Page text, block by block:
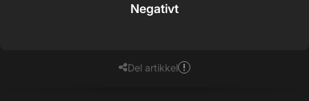
Negativt
Del artikkel